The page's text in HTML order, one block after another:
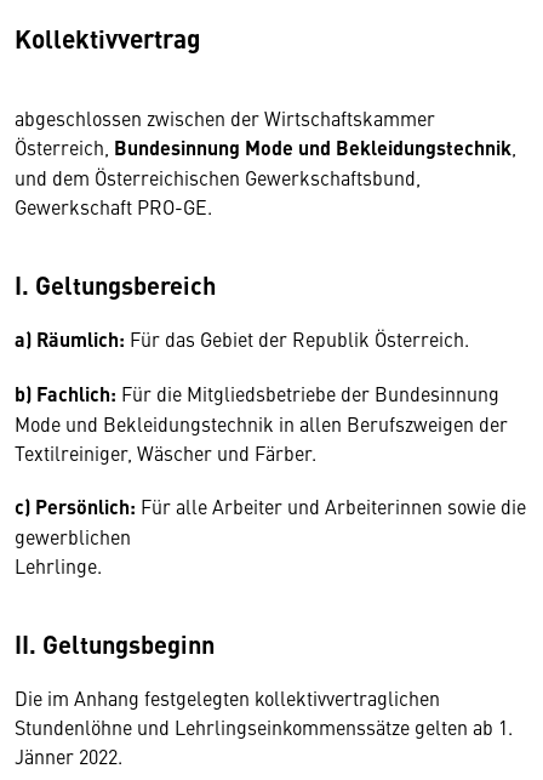
Kollektivvertrag
abgeschlossen zwischen der Wirtschaftskammer
Österreich, Bundesinnung Mode und Bekleidungstechnik
und dem Österreichischen Gewerkschaftsbund,
Gewerkschaft PRO-GE.
I. Geltungsbereich
a) Räumlich: Für das Gebiet der Republik Österreich.
b) Fachlich: Für die Mitgliedsbetriebe der Bundesinnung
Mode und Bekleidungstechnik in allen Berufszweigen der
Textilreiniger, Wäscher und Färber.
c) Persönlich: Für alle Arbeiter und Arbeiterinnen sowie die
gewerblichen
Lehrlinge.
II. Geltungsbeginn
Die im Anhang festgelegten kollektivvertraglichen
Stundenlöhne und Lehrlingseinkommenssätze gelten ab 1.
Jänner 2022.